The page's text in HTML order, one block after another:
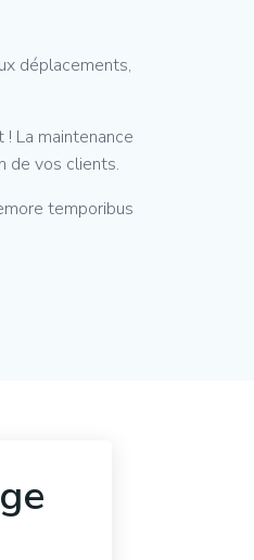
déplacements,
La maintenance
de vos clients.
temporibus